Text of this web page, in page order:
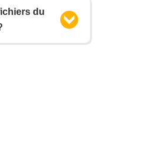
du